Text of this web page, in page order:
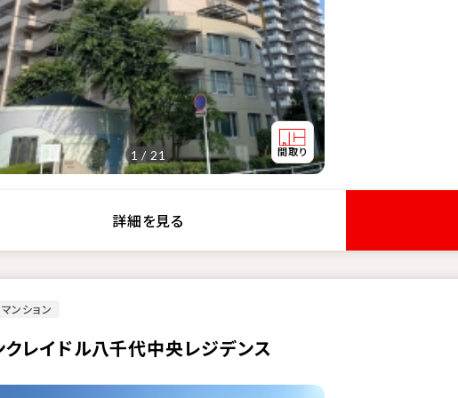
1 / 21
詳細を見る
ンション
クレイドル八千代中央レジデンス